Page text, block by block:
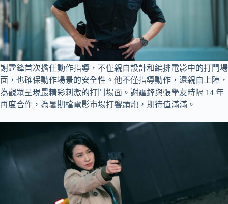
謝霆鋒首次擔任動作指導，不僅親自設計和編排電影中的打鬥場
面，也確保動作場景的安全性。他不僅指導動作，還親自上陣，
為觀眾呈現最精彩刺激的打鬥場面。謝霆鋒與張學友時隔 14 年
再度合作，為暑期檔電影市場打響頭炮，期待值滿滿。